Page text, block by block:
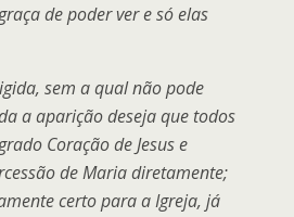
de poder ver e só elas
sem a qual não pode
a aparição deseja que todos
Coração de Jesus e
de Maria diretamente;
certo para a Igreja, já